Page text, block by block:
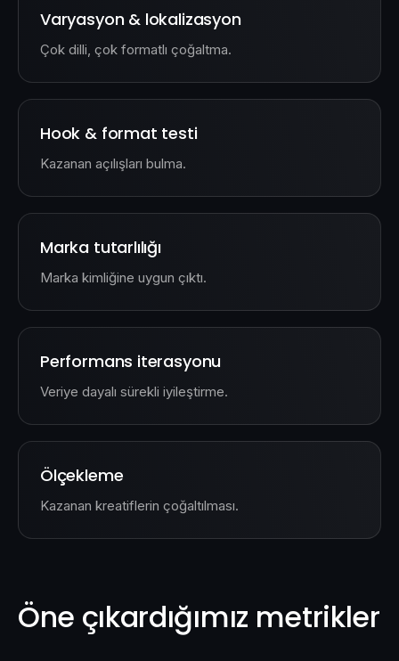
Varyasyon & lokalizasyon
Çok dilli, çok formatlı çoğaltma.
Hook & format testi
Kazanan açılışları bulma.
Marka tutarlılığı
Marka kimliğine uygun çıktı.
Performans iterasyonu
Veriye dayalı sürekli iyileştirme.
Ölçekleme
Kazanan kreatiflerin çoğaltılması.
Öne çıkardığımız metrikler